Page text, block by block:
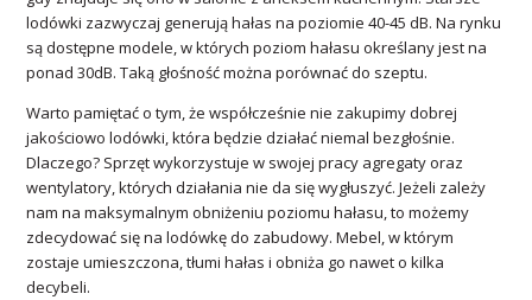
lodówki zazwyczaj generują hałas na poziomie 40-45 dB. Na rynku
są dostępne modele, w których poziom hałasu określany jest na
ponad 30dB. Taką głośność można porównać do szeptu.
Warto pamiętać o tym, że współcześnie nie zakupimy dobrej
jakościowo lodówki, która będzie działać niemal bezgłośnie.
Dlaczego? Sprzęt wykorzystuje w swojej pracy agregaty oraz
wentylatory, których działania nie da się wygłuszyć. Jeżeli zależy
nam na maksymalnym obniżeniu poziomu hałasu, to możemy
zdecydować się na lodówkę do zabudowy. Mebel, w którym
zostaje umieszczona, tłumi hałas i obniża go nawet o kilka
decybeli.